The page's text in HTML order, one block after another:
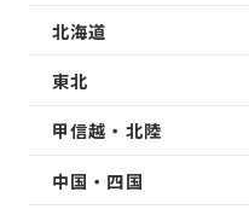
北海道
東北
甲信越・北陸
中国・四国